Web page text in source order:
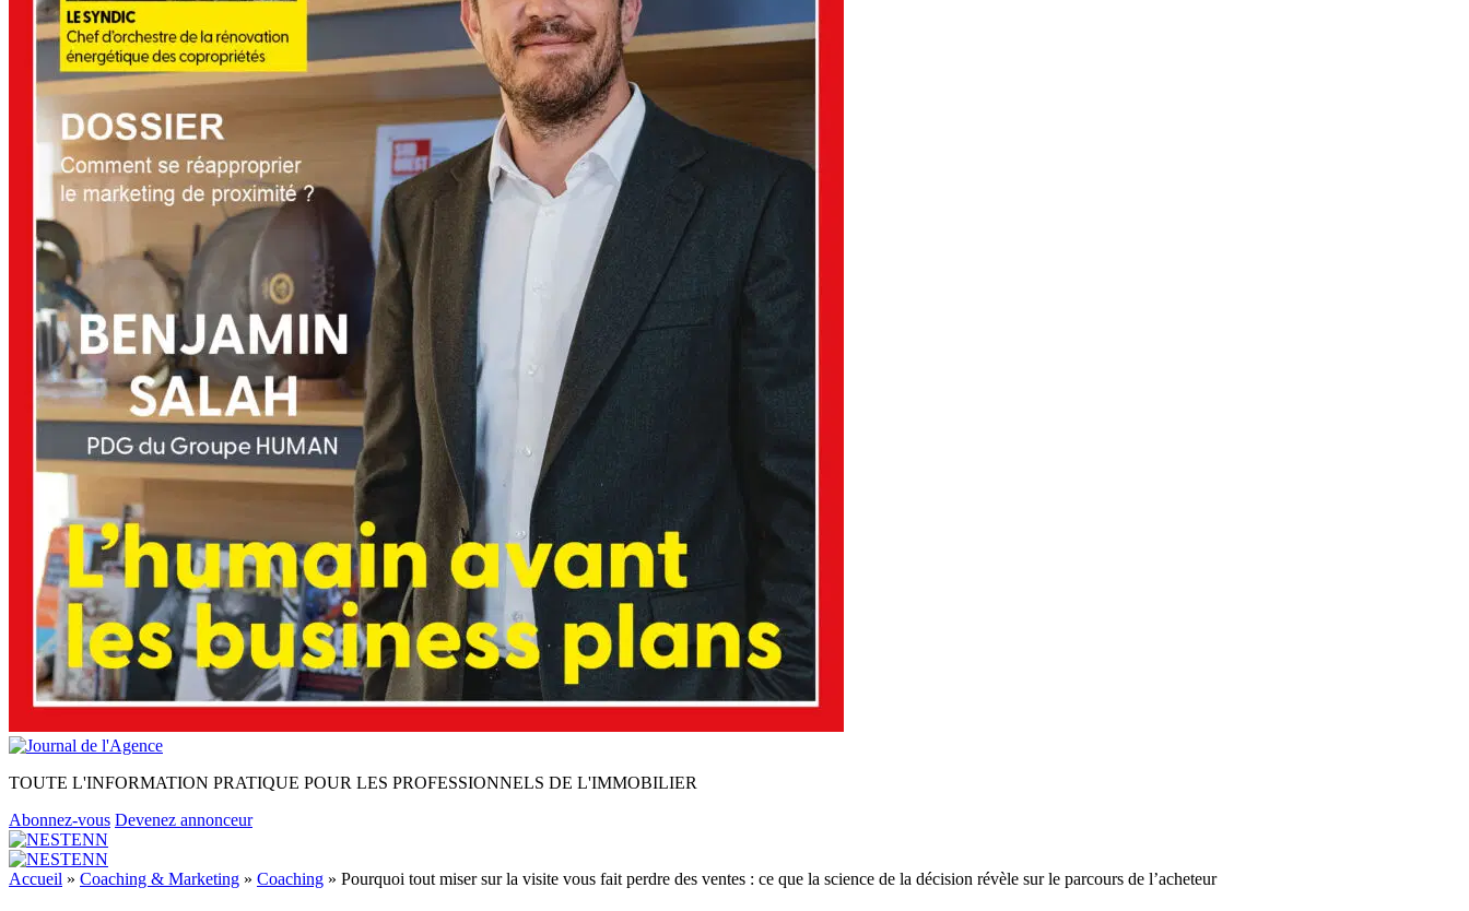
TOUTE L'INFORMATION PRATIQUE POUR LES PROFESSIONNELS DE L'IMMOBILIER
Abonnez-vous Devenez annonceur
Accueil » Coaching & Marketing » Coaching » Pourquoi tout miser sur la visite vous fait perdre des ventes : ce que la science de la décision révèle sur le parcours de l’acheteur